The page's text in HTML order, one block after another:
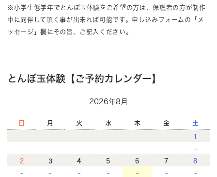
※小学生低学年でとんぼ玉体験をご希望の方は、保護者の方が制作
中に同伴して頂く事が出来れば可能です。申し込みフォームの「メ
ッセージ」欄にその旨、ご記入ください。
とんぼ玉体験【ご予約カレンダー】
2026年8月
日 月 火 水 木 金 土
1
-
2
-
3
-
4
-
5
-
6
-
7
-
8
-